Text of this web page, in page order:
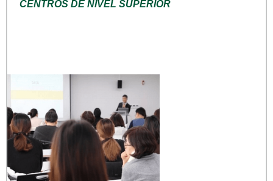
CENTROS DE NIVEL SUPERIOR